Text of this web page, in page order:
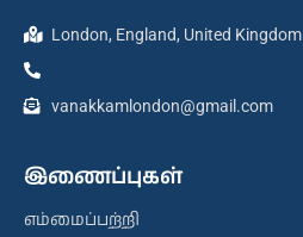
London, England, United Kingdom
vanakkamlondon@gmail.com
இணைப்புகள்
எம்மைப்பற்றி